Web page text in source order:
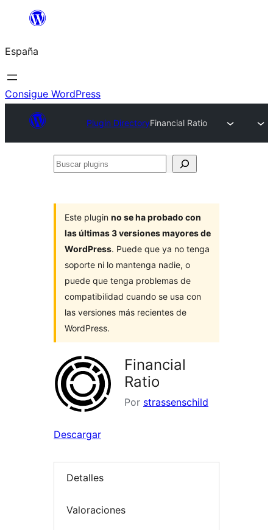
Saltar
contenido
España
Consigue WordPress
Plugin DirectoryFinancial Ratio
Buscar
Este plugin no se ha probado con
las últimas 3 versiones mayores de
WordPress. Puede que ya no tenga
soporte ni lo mantenga nadie, o
puede que tenga problemas de
compatibilidad cuando se usa con
las versiones más recientes de
WordPress.
Financial
Ratio
Por strassenschild
Descargar
Detalles
Valoraciones